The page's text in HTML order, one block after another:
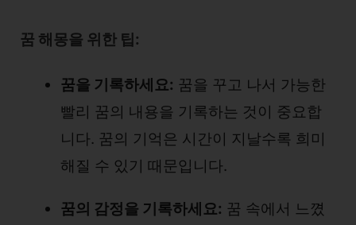
꿈 해몽을 위한 팁:
꿈을 기록하세요: 꿈을 꾸고 나서 가능한
빨리 꿈의 내용을 기록하는 것이 중요합
니다. 꿈의 기억은 시간이 지날수록 희미
해질 수 있기 때문입니다.
꿈의 감정을 기록하세요: 꿈 속에서 느꼈